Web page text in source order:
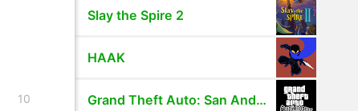
10
Slay the Spire 2
HAAK
Grand Theft Auto: San Andreas